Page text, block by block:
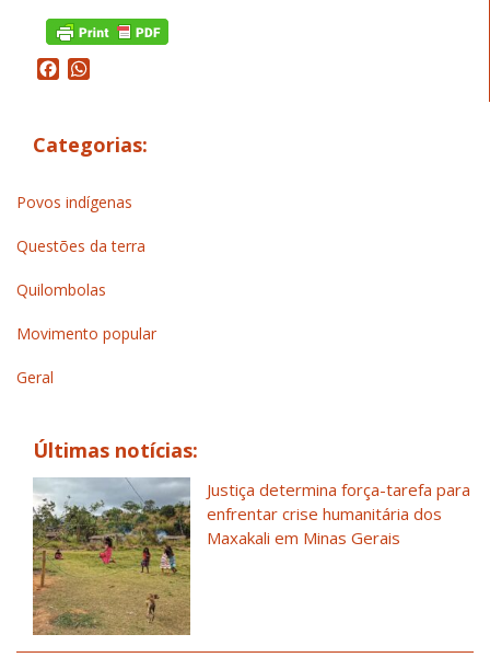
Facebook
Categorias:
Povos indígenas
Questões da terra
Quilombolas
Movimento popular
Geral
Últimas notícias:
Justiça determina força-tarefa para
enfrentar crise humanitária dos
Maxakali em Minas Gerais